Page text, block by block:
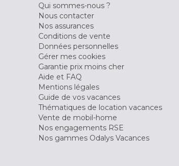
Qui sommes-nous ?
Nous contacter
Nos assurances
Conditions de vente
Données personnelles
Gérer mes cookies
Garantie prix moins cher
Aide et FAQ
Mentions légales
Guide de vos vacances
Thématiques de location vacances
Vente de mobil-home
Nos engagements RSE
Nos gammes Odalys Vacances